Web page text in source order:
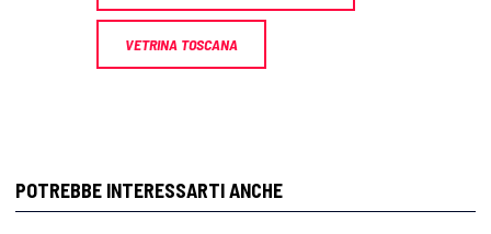
VETRINA TOSCANA
POTREBBE INTERESSARTI ANCHE